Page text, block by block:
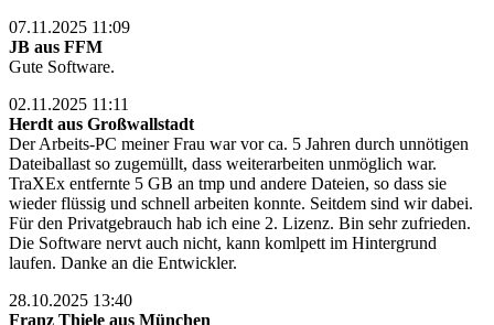
07.11.2025 11:09
JB aus FFM
Gute Software.
02.11.2025 11:11
Herdt aus Großwallstadt
Der Arbeits-PC meiner Frau war vor ca. 5 Jahren durch unnötigen
Dateiballast so zugemüllt, dass weiterarbeiten unmöglich war.
TraXEx entfernte 5 GB an tmp und andere Dateien, so dass sie
wieder flüssig und schnell arbeiten konnte. Seitdem sind wir dabei.
Für den Privatgebrauch hab ich eine 2. Lizenz. Bin sehr zufrieden.
Die Software nervt auch nicht, kann komlpett im Hintergrund
laufen. Danke an die Entwickler.
28.10.2025 13:40
Franz Thiele aus München